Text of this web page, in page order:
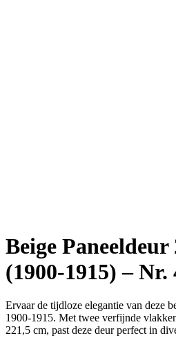
Beige
(1900-1915) – Nr.
Ervaar de tijdloze elegantie van deze
1900-1915. Met twee verfijnde
221,5 cm, past deze deur perfect in